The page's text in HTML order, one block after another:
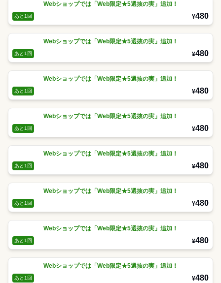
Webショップでは「Web限定★5選抜の実」追加！
あと1回 ¥480
Webショップでは「Web限定★5選抜の実」追加！
あと1回 ¥480
Webショップでは「Web限定★5選抜の実」追加！
あと1回 ¥480
Webショップでは「Web限定★5選抜の実」追加！
あと1回 ¥480
Webショップでは「Web限定★5選抜の実」追加！
あと1回 ¥480
Webショップでは「Web限定★5選抜の実」追加！
あと1回 ¥480
Webショップでは「Web限定★5選抜の実」追加！
あと1回 ¥480
Webショップでは「Web限定★5選抜の実」追加！
あと1回 ¥480